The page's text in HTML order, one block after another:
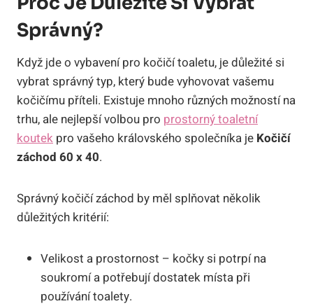
Správný?
Když jde o vybavení pro kočičí toaletu, je důležité si
vybrat správný typ, který bude vyhovovat vašemu
kočičímu příteli. Existuje mnoho různých možností na
trhu, ale nejlepší volbou pro prostorný toaletní
koutek pro vašeho královského společníka je Kočičí
záchod 60 x 40.
Správný kočičí záchod by měl splňovat několik
důležitých kritérií:
Velikost a prostornost – kočky si potrpí na
soukromí a potřebují dostatek místa při
používání toalety.